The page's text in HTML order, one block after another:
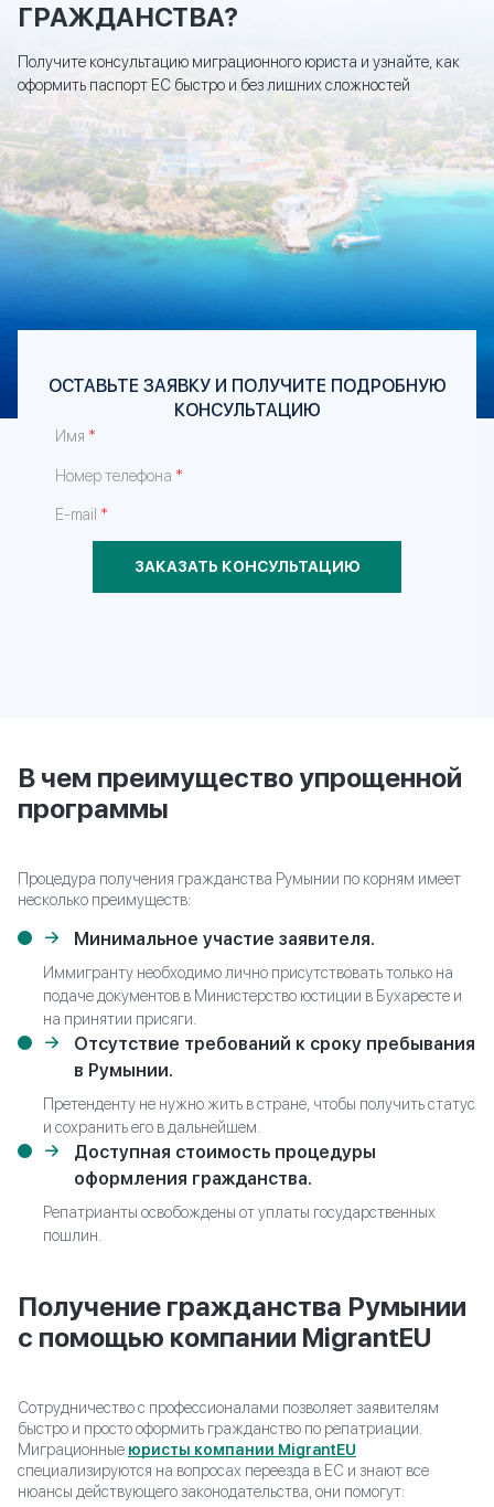
ГРАЖДАНСТВА?
Получите консультацию миграционного юриста и узнайте, как
оформить паспорт ЕС быстро и без лишних сложностей
ОСТАВЬТЕ ЗАЯВКУ И ПОЛУЧИТЕ ПОДРОБНУЮ
КОНСУЛЬТАЦИЮ
Имя *
Номер телефона *
E-mail *
ЗАКАЗАТЬ КОНСУЛЬТАЦИЮ
В чем преимущество упрощенной
программы
Процедура получения гражданства Румынии по корням имеет
несколько преимуществ:
Минимальное участие заявителя.
Иммигранту необходимо лично присутствовать только на
подаче документов в Министерство юстиции в Бухаресте и
на принятии присяги.
Отсутствие требований к сроку пребывания
в Румынии.
Претенденту не нужно жить в стране, чтобы получить статус
и сохранить его в дальнейшем.
Доступная стоимость процедуры
оформления гражданства.
Репатрианты освобождены от уплаты государственных
пошлин.
Получение гражданства Румынии
с помощью компании MigrantEU
Сотрудничество с профессионалами позволяет заявителям
быстро и просто оформить гражданство по репатриации.
Миграционные юристы компании MigrantEU
специализируются на вопросах переезда в ЕС и знают все
нюансы действующего законодательства, они помогут: